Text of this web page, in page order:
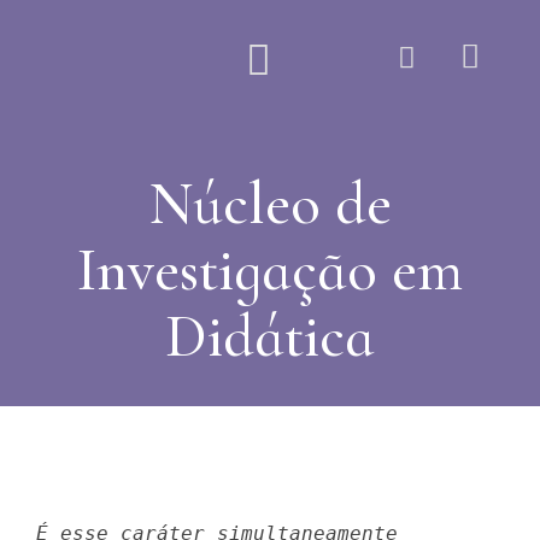
Núcleo de
Investigação em
Didática
É esse caráter simultaneamente